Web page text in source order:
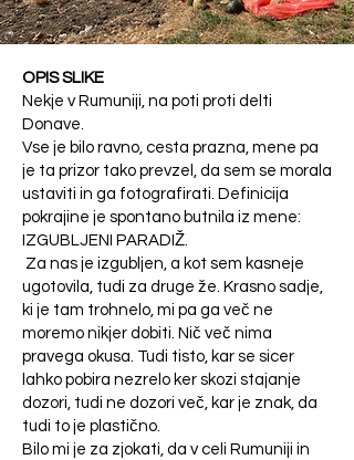
to pozabimo. Človeka
podlagi" – na način, ki se ga
pri trti niti v sanjah ne bi
poslužili, čeprav bi dietetiki
tudi za troto določali
"prehrano" in tudi
»prehranske dodatke«.
Zakaj mislite, da vaše telo ne
zasluži vsaj takšnih pogojev,
kot jih zahtevate za kokoši,
krave ali trto?
Ne zaničujem vas s temi
primerjavami – vi ste tisti, ki
medtem ko istočasno delajo
vse, da bi uničili življenje tukaj
na Zemlji.
Doseganje takšnih ciljev je
počasen proces, saj nikakor
ne uspejo ustvariti življenja,
čeprav se že desetletja
trudijo v tej smeri. Zato želijo
ukrasti od sedanjega Boga
tisto, kar je že ustvarjeno.
**Stopnje manipulacije
1. Najprej je prišlo popolno
zanikanje obstoja Boga –
torej zanikanje drugačne
OPIS SLIKE
Nekje v Rumuniji, na poti proti delti
Donave.
Vse je bilo ravno, cesta prazna, mene pa
je ta prizor tako prevzel, da sem se morala
ustaviti in ga fotografirati. Definicija
pokrajine je spontano butnila iz mene:
IZGUBLJENI PARADIŽ.
Za nas je izgubljen, a kot sem kasneje
ugotovila, tudi za druge že. Krasno sadje,
ki je tam trohnelo, mi pa ga več ne
moremo nikjer dobiti. Nič več nima
pravega okusa. Tudi tisto, kar se sicer
lahko pobira nezrelo ker skozi stajanje
dozori, tudi ne dozori več, kar je znak, da
tudi to je plastično.
Bilo mi je za zjokati, da v celi Rumuniji in